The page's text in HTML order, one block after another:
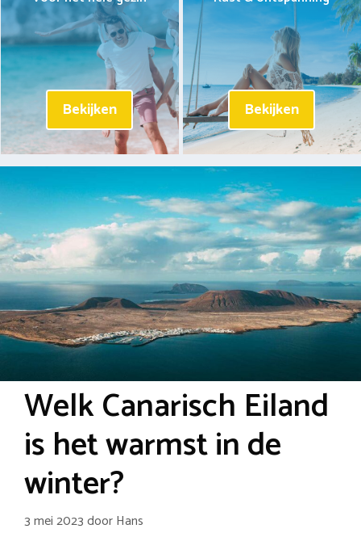
Bekijken Bekijken
Welk Canarisch Eiland
is het warmst in de
winter?
3 mei 2023doorHans